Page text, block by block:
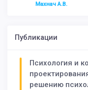
Махнач А.В.
Публикации
Психология и
решению